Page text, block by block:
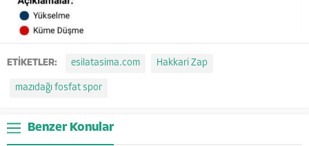
ETİKETLER: esilatasima.com Hakkari Zap
mazıdağı fosfat spor
Benzer Konular